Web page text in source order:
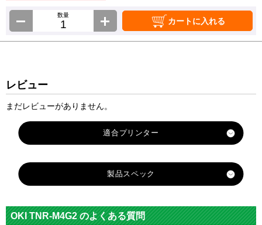
数量
カートに入れる
レビュー
まだレビューがありません。
適合プリンター
製品スペック
メーカー
OKI
OKI TNR-M4G2 のよくある質問